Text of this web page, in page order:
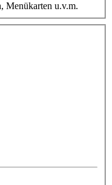
Menükarten u.v.m.